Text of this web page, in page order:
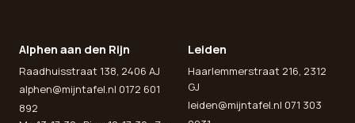
Alphen aan den Rijn
Raadhuisstraat 138, 2406 AJ
alphen@mijntafel.nl 0172 601
892
Leiden
Haarlemmerstraat 216, 2312
GJ
leiden@mijntafel.nl 071 303